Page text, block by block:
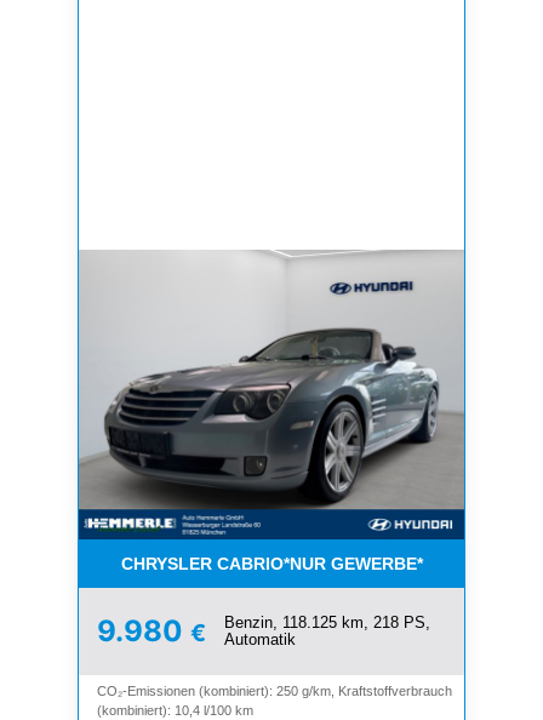
CHRYSLER CABRIO*NUR GEWERBE*
9.980 €
Benzin, 118.125 km, 218 PS,
Automatik
CO₂-Emissionen (kombiniert): 250 g/km, Kraftstoffverbrauch
(kombiniert): 10,4 l/100 km